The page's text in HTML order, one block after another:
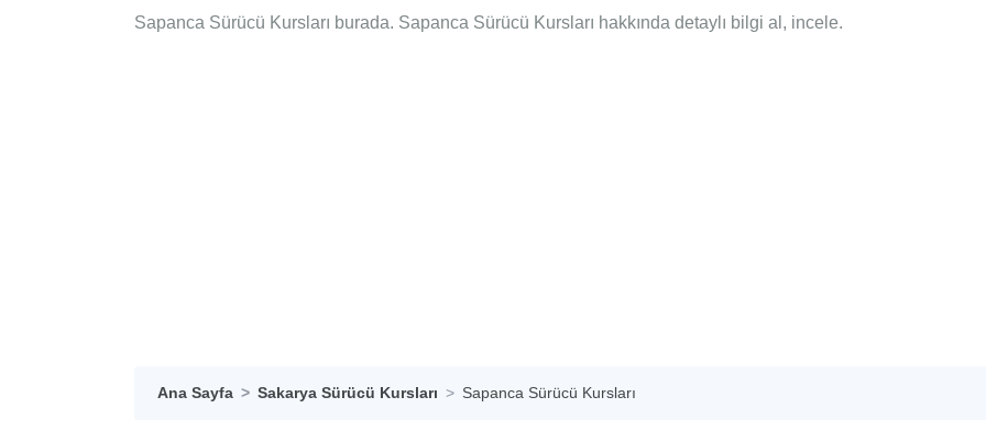
Sapanca Sürücü Kursları burada. Sapanca Sürücü Kursları hakkında detaylı bilgi al, incele.
Ana Sayfa Sakarya Sürücü Kursları Sapanca Sürücü Kursları